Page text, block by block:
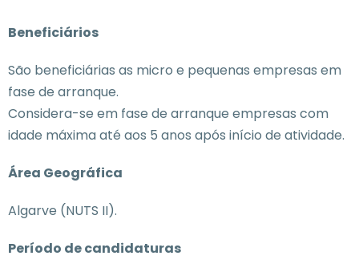
Beneficiários
São beneficiárias as micro e pequenas empresas em
fase de arranque.
Considera-se em fase de arranque empresas com
idade máxima até aos 5 anos após início de atividade.
Área Geográfica
Algarve (NUTS II).
Período de candidaturas